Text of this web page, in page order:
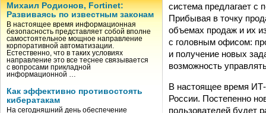
Михаил Родионов, Fortinet:
Развиваясь по известным законам
В настоящее время информационная
безопасность представляет собой вполне
самостоятельное мощное направление
корпоративной автоматизации.
Естественно, что в таких условиях
направление это все теснее связывается
с вопросами прикладной
информационной …
Как эффективно противостоять
кибератакам
На сегодняшний день обеспечение
система предлагает с
Прибывая в точку
объемах продаж и их
с головным офисом:
и получение новых
возможность
В настоящее время
России. Постепенно
пользователей будет